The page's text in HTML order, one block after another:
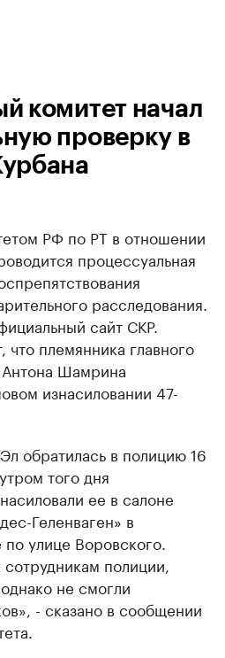
комитет начал
проверку в
РФ по РТ в отношении
процессуальная
расследования.
сайт СКР.
племянника главного
Шамрина
изнасиловании 47-
обратилась в полицию 16
того дня
ее в салоне
Геленваген» в
улице Воровского.
полиции,
не смогли
- сказано в сообщении